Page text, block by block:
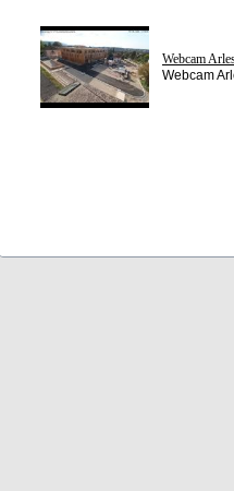
Webcam
Webcam